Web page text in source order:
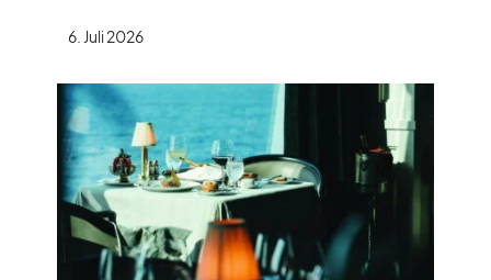
6. Juli 2026